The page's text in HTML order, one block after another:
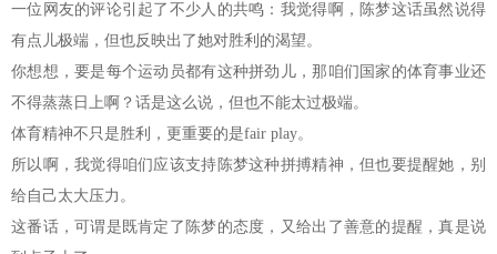
一位网友的评论引起了不少人的共鸣：我觉得啊，陈梦这话虽然说得
有点儿极端，但也反映出了她对胜利的渴望。
你想想，要是每个运动员都有这种拼劲儿，那咱们国家的体育事业还
不得蒸蒸日上啊？话是这么说，但也不能太过极端。
体育精神不只是胜利，更重要的是fair play。
所以啊，我觉得咱们应该支持陈梦这种拼搏精神，但也要提醒她，别
给自己太大压力。
这番话，可谓是既肯定了陈梦的态度，又给出了善意的提醒，真是说